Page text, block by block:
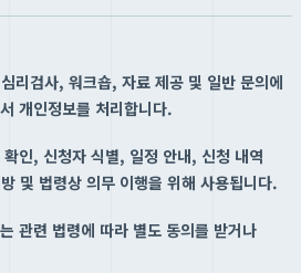
리검사, 워크숍, 자료 제공 및 일반 문의에
개인정보를 처리합니다.
인, 신청자 식별, 일정 안내, 신청 내역
및 법령상 의무 이행을 위해 사용됩니다.
관련 법령에 따라 별도 동의를 받거나